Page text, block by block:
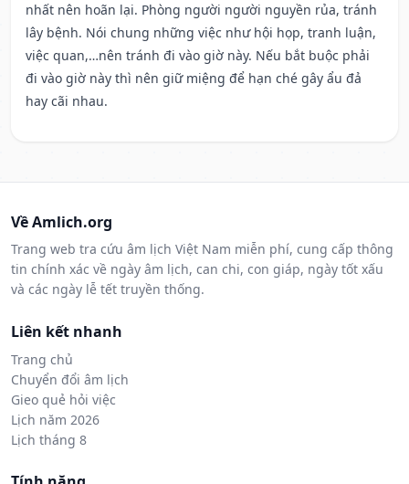
nhất nên hoãn lại. Phòng người người nguyền rủa, tránh
lây bệnh. Nói chung những việc như hội họp, tranh luận,
việc quan,…nên tránh đi vào giờ này. Nếu bắt buộc phải
đi vào giờ này thì nên giữ miệng để hạn ché gây ẩu đả
hay cãi nhau.
Về Amlich.org
Trang web tra cứu âm lịch Việt Nam miễn phí, cung cấp thông
tin chính xác về ngày âm lịch, can chi, con giáp, ngày tốt xấu
và các ngày lễ tết truyền thống.
Liên kết nhanh
Trang chủ
Chuyển đổi âm lịch
Gieo quẻ hỏi việc
Lịch năm 2026
Lịch tháng 8